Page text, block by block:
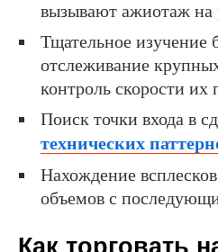
вызывают ажиотаж на
Тщательное изучение
отслеживание
контроль скорости их
Поиск точки входа в
технических
Нахождение
объемов с
Как торговать